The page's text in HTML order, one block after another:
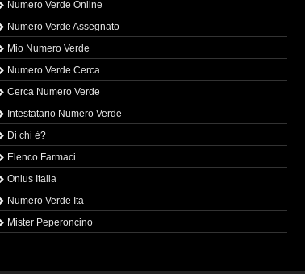
Numero Verde Online
Numero Verde Assegnato
Mio Numero Verde
Numero Verde Cerca
Cerca Numero Verde
Intestatario Numero Verde
Di chi è?
Elenco Farmaci
Onlus Italia
Numero Verde Ita
Mister Peperoncino